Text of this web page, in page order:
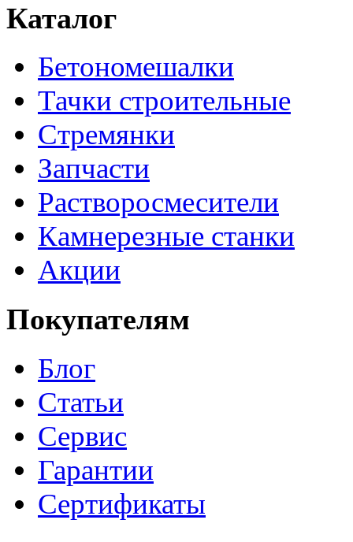
Каталог
Бетономешалки
Тачки строительные
Стремянки
Запчасти
Растворосмесители
Камнерезные станки
Акции
Покупателям
Блог
Статьи
Сервис
Гарантии
Сертификаты